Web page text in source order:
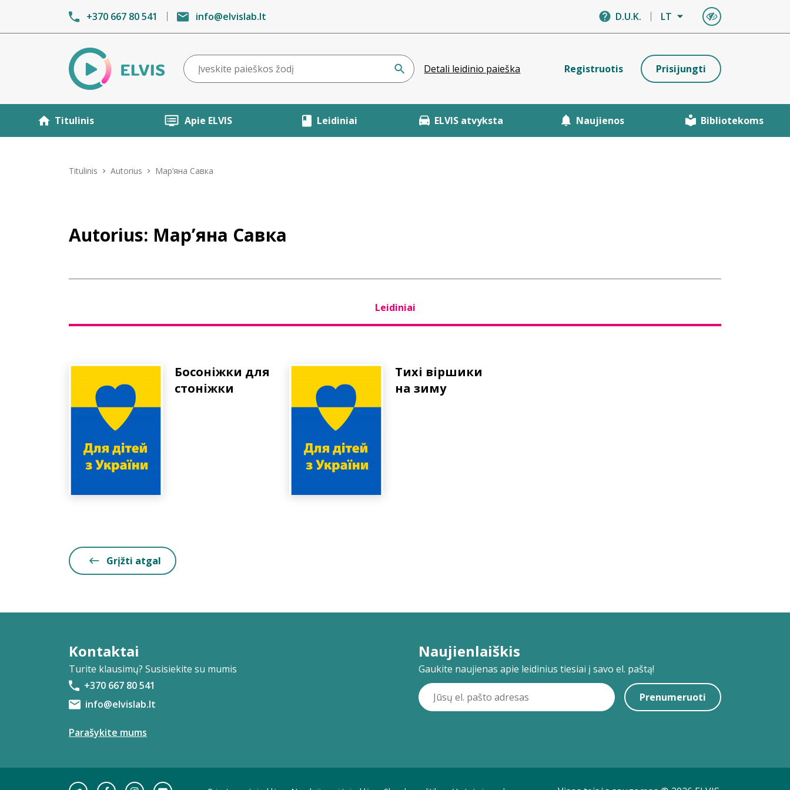
+370 667 80 541 info@elvislab.lt D.U.K. LT
Detali leidinio paieška Registruotis Prisijungti
Titulinis Apie ELVIS Leidiniai ELVIS atvyksta Naujienos Bibliotekoms
Titulinis Autorius Мар’яна Савка
Autorius: Мар’яна Савка
Leidiniai
Босоніжки для
стоніжки
Тихі віршики
на зиму
Grįžti atgal
Kontaktai
Turite klausimų? Susisiekite su mumis
+370 667 80 541
info@elvislab.lt
Parašykite mums
Naujienlaiškis
Gaukite naujienas apie leidinius tiesiai į savo el. paštą!
Prenumeruoti